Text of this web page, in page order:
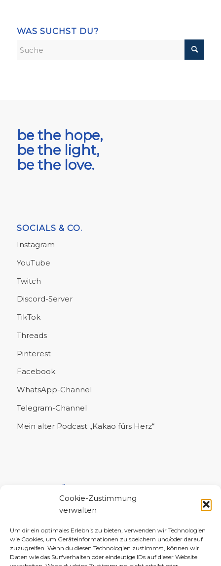
Cookie-Zustimmung
verwalten
Um dir ein optimales Erlebnis zu bieten, verwenden wir Technologien
wie Cookies, um Geräteinformationen zu speichern und/oder darauf
zuzugreifen. Wenn du diesen Technologien zustimmst, können wir
Daten wie das Surfverhalten oder eindeutige IDs auf dieser Website
WAS SUCHST DU?
be the hope,
be the light,
be the love.
SOCIALS & CO.
Instagram
YouTube
Twitch
Discord-Server
TikTok
Threads
Pinterest
Facebook
WhatsApp-Channel
Telegram-Channel
Mein alter Podcast „Kakao fürs Herz“